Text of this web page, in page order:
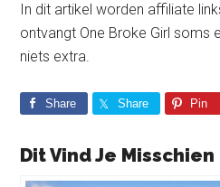
In dit artikel worden affiliate
ontvangt One Broke Girl soms
niets extra.
Share Share Pin
Dit Vind Je Misschien